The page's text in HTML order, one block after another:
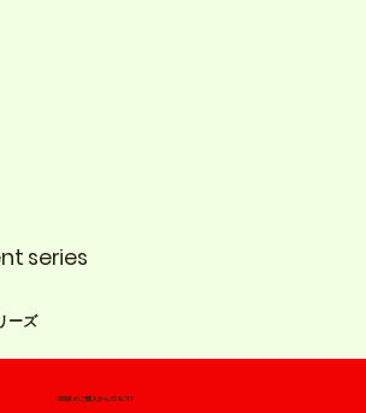
series
ーズ
​2回目のご購入から20％OFF